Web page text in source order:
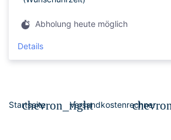
Abholung heute möglich
Details
Startseite
chevron_rightVersandkostenrechner